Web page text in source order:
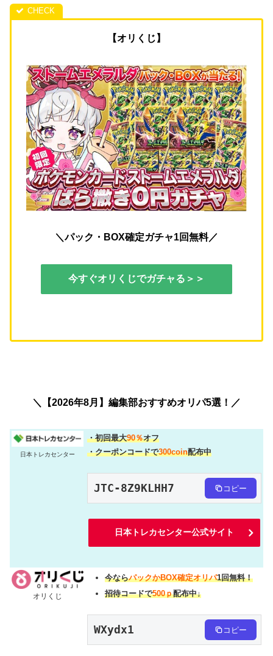
【オリくじ】
＼パック・BOX確定ガチャ1回無料／
今すぐオリくじでガチャる＞＞
＼【2026年8月】編集部おすすめオリパ5選！／
日本トレカセンター
・初回最大90％オフ
・クーポンコードで300coin配布中
JTC-8Z9KLHH7 コピー
日本トレカセンター公式サイト
オリくじ
今ならパックかBOX確定オリパ1回無料！
招待コードで500ｐ配布中↓
WXydx1 コピー